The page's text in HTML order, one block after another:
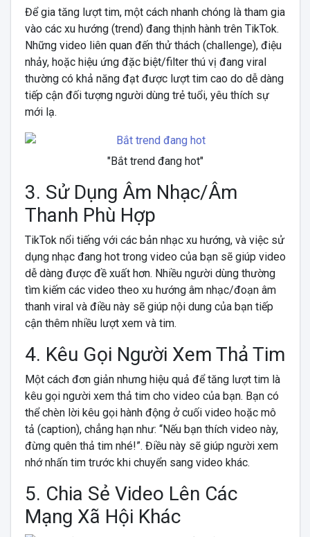
Để gia tăng lượt tim, một cách nhanh chóng là tham gia
vào các xu hướng (trend) đang thịnh hành trên TikTok.
Những video liên quan đến thử thách (challenge), điệu
nhảy, hoặc hiệu ứng đặc biệt/filter thú vị đang viral
thường có khả năng đạt được lượt tim cao do dễ dàng
tiếp cận đối tượng người dùng trẻ tuổi, yêu thích sự
mới lạ.
"Bắt trend đang hot"
3. Sử Dụng Âm Nhạc/Âm
Thanh Phù Hợp
TikTok nổi tiếng với các bản nhạc xu hướng, và việc sử
dụng nhạc đang hot trong video của bạn sẽ giúp video
dễ dàng được đề xuất hơn. Nhiều người dùng thường
tìm kiếm các video theo xu hướng âm nhạc/đoạn âm
thanh viral và điều này sẽ giúp nội dung của bạn tiếp
cận thêm nhiều lượt xem và tim.
4. Kêu Gọi Người Xem Thả Tim
Một cách đơn giản nhưng hiệu quả để tăng lượt tim là
kêu gọi người xem thả tim cho video của bạn. Bạn có
thể chèn lời kêu gọi hành động ở cuối video hoặc mô
tả (caption), chẳng hạn như: “Nếu bạn thích video này,
đừng quên thả tim nhé!”. Điều này sẽ giúp người xem
nhớ nhấn tim trước khi chuyển sang video khác.
5. Chia Sẻ Video Lên Các
Mạng Xã Hội Khác